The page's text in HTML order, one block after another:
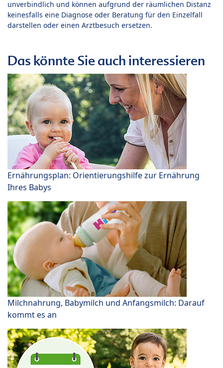
unverbindlich und können aufgrund der räumlichen Distanz
keinesfalls eine Diagnose oder Beratung für den Einzelfall
darstellen oder einen Arztbesuch ersetzen.
Das könnte Sie auch interessieren
Ernährungsplan: Orientierungshilfe zur Ernährung
Ihres Babys
Milchnahrung, Babymilch und Anfangsmilch: Darauf
kommt es an